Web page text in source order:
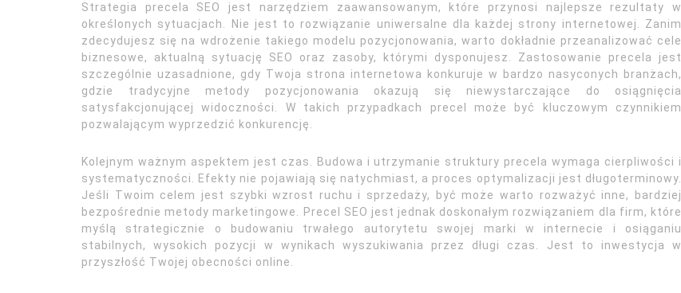
Strategia precela SEO jest narzędziem zaawansowanym, które przynosi najlepsze rezultaty w
określonych sytuacjach. Nie jest to rozwiązanie uniwersalne dla każdej strony internetowej. Zanim
zdecydujesz się na wdrożenie takiego modelu pozycjonowania, warto dokładnie przeanalizować cele
biznesowe, aktualną sytuację SEO oraz zasoby, którymi dysponujesz. Zastosowanie precela jest
szczególnie uzasadnione, gdy Twoja strona internetowa konkuruje w bardzo nasyconych branżach,
gdzie tradycyjne metody pozycjonowania okazują się niewystarczające do osiągnięcia
satysfakcjonującej widoczności. W takich przypadkach precel może być kluczowym czynnikiem
pozwalającym wyprzedzić konkurencję.
Kolejnym ważnym aspektem jest czas. Budowa i utrzymanie struktury precela wymaga cierpliwości i
systematyczności. Efekty nie pojawiają się natychmiast, a proces optymalizacji jest długoterminowy.
Jeśli Twoim celem jest szybki wzrost ruchu i sprzedaży, być może warto rozważyć inne, bardziej
bezpośrednie metody marketingowe. Precel SEO jest jednak doskonałym rozwiązaniem dla firm, które
myślą strategicznie o budowaniu trwałego autorytetu swojej marki w internecie i osiąganiu
stabilnych, wysokich pozycji w wynikach wyszukiwania przez długi czas. Jest to inwestycja w
przyszłość Twojej obecności online.